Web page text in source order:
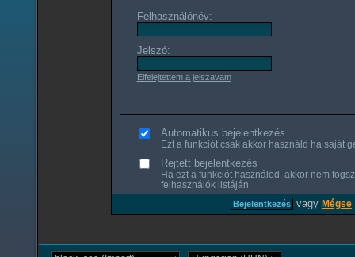
Felhasználónév:
Jelszó:
Elfelejtettem a jelszavam
Automatikus bejelentkezés
Ezt a funkciót csak akkor használd ha saját
Rejtett bejelentkezés
Ha ezt a funkciót használod, akkor nem
felhasználók listáján
vagy Mégse